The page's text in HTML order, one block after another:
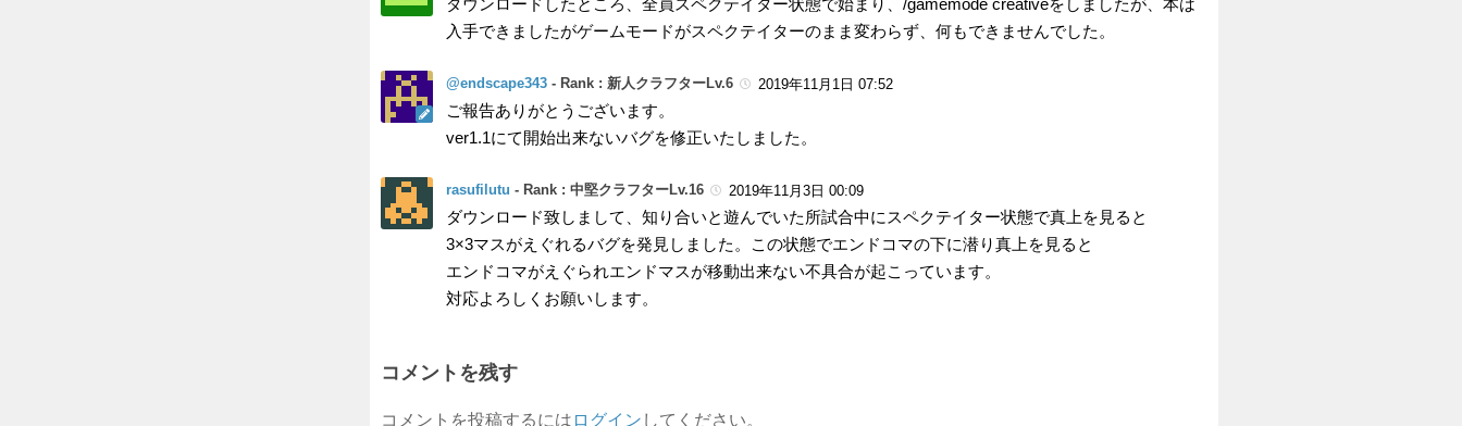
ダウンロードしたところ、全員スペクテイター状態で始まり、/gamemode creativeをしましたが、本は
入手できましたがゲームモードがスペクテイターのまま変わらず、何もできませんでした。
@endscape343 - Rank : 新人クラフターLv.6 2019年11月1日 07:52
ご報告ありがとうございます。
ver1.1にて開始出来ないバグを修正いたしました。
rasufilutu - Rank : 中堅クラフターLv.16 2019年11月3日 00:09
ダウンロード致しまして、知り合いと遊んでいた所試合中にスペクテイター状態で真上を見ると
3×3マスがえぐれるバグを発見しました。この状態でエンドコマの下に潜り真上を見ると
エンドコマがえぐられエンドマスが移動出来ない不具合が起こっています。
対応よろしくお願いします。
コメントを残す
コメントを投稿するには ログイン してください。